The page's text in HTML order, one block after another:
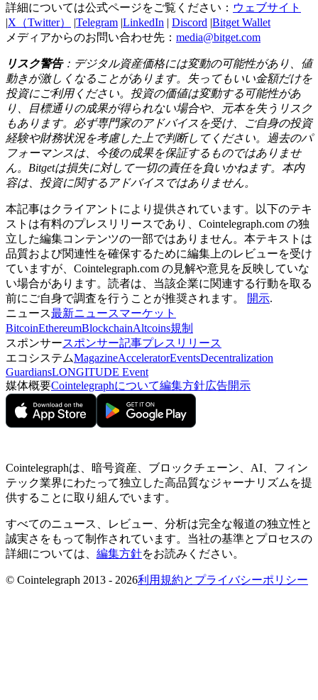
詳細については公式ページをご覧ください： ウェブサイト
|X（Twitter） |Telegram |LinkedIn | Discord |Bitget Wallet
メディアからのお問い合わせ先： media@bitget.com
リスク警告：デジタル資産価格には変動の可能性があり、値
動きが激しくなることがあります。失ってもいい金額だけを
投資にご利用ください。投資の価値は変動する可能性があ
り、目標通りの成果が得られない場合や、元本を失うリスク
もあります。必ず専門家のアドバイスを受け、ご自身の投資
経験や財務状況を考慮した上で判断してください。過去のパ
フォーマンスは、今後の成果を保証するものではありませ
ん。Bitgetは損失に対して一切の責任を負いかねます。本内
容は、投資に関するアドバイスではありません。
本記事はクライアントにより提供されています。以下のテキ
ストは有料のプレスリリースであり、Cointelegraph.com の独
立した編集コンテンツの一部ではありません。本テキストは
品質および関連性を確保するために編集上のレビューを受け
ていますが、Cointelegraph.com の見解や意見を反映していな
い場合があります。読者は、当該企業に関連する行動を取る
前にご自身で調査を行うことが推奨されます。
開示.
ニュース最新ニュースマーケット
BitcoinEthereumBlockchainAltcoins規制
スポンサースポンサー記事プレスリリース
エコシステムMagazineAcceleratorEventsDecentralization
GuardiansLONGITUDE Event
媒体概要Cointelegraphについて編集方針広告開示
Cointelegraphは、暗号資産、ブロックチェーン、AI、フィン
テック業界にわたって独立した高品質なジャーナリズムを提
供することに取り組んでいます。
すべてのニュース、レビュー、分析は完全な報道の独立性と
誠実さをもって制作されています。当社の基準とプロセスの
詳細については、 編集方針をお読みください。
© Cointelegraph 2013 - 2026利用規約とプライバシーポリシー